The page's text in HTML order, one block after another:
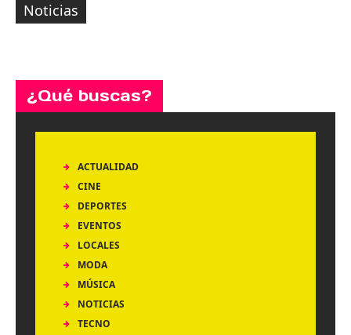
Noticias
¿Qué buscas?
ACTUALIDAD
CINE
DEPORTES
EVENTOS
LOCALES
MODA
MÚSICA
NOTICIAS
TECNO